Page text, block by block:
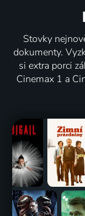
Stovky
dokumenty.
si extra porci
Cinemax 1 a